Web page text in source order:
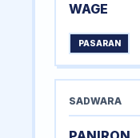
WAGE
PASARAN
SADWARA